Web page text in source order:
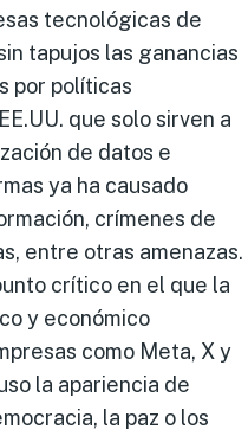
tecnológicas de
tapujos las ganancias
por políticas
que solo sirven a
de datos e
ya ha causado
crímenes de
entre otras amenazas.
crítico en el que la
y económico
como Meta, X y
la apariencia de
la paz o los